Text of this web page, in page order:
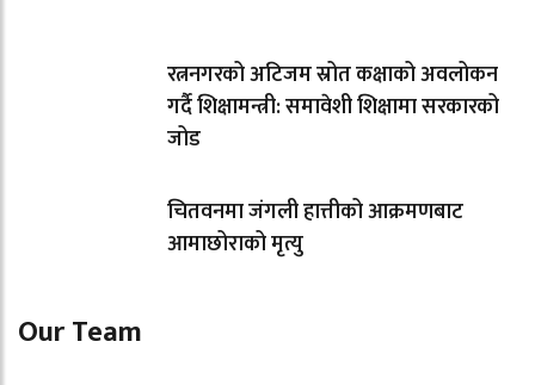
रत्ननगरको अटिजम स्रोत कक्षाको अवलोकन
गर्दै शिक्षामन्त्री: समावेशी शिक्षामा सरकारको
जोड
चितवनमा जंगली हात्तीको आक्रमणबाट
आमाछोराको मृत्यु
Our Team